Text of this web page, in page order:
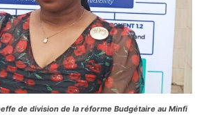
de division de la réforme Budgétaire au Minfi